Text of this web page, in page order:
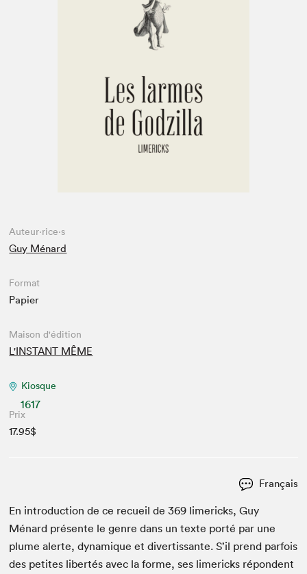
Auteur·rice·s
Guy Ménard
Format
Papier
Maison d'édition
L'INSTANT MÊME
Kiosque
1617
Prix
17.95$
Français
En intro­duc­tion de ce recueil de369 lim­er­icks, Guy
Ménard présente le genre dans un texte porté par une
plume alerte, dynamique et diver­tis­sante. S’il prend par­fois
des petites lib­ertés avec la forme, ses lim­er­icks répon­dent